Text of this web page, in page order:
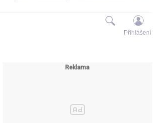
Přihlášení